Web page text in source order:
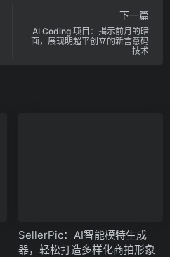
下一篇
AI Coding 项目：揭示前月的暗
面，展现明超平创立的新言意码
技术
SellerPic：AI智能模特生成
器，轻松打造多样化商拍形象